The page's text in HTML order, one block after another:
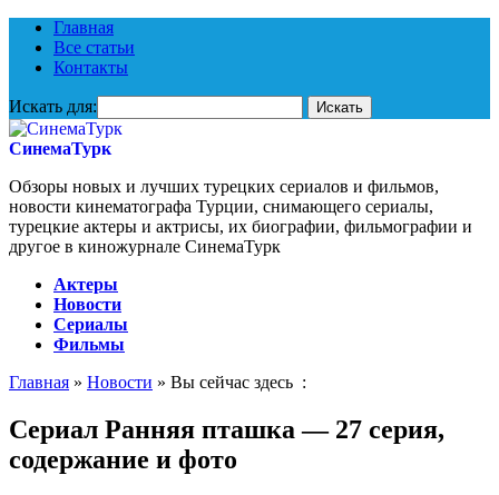
Главная
Все статьи
Контакты
Искать для:
СинемаТурк
Обзоры новых и лучших турецких сериалов и фильмов,
новости кинематографа Турции, снимающего сериалы,
турецкие актеры и актрисы, их биографии, фильмографии и
другое в киножурнале СинемаТурк
Актеры
Новости
Сериалы
Фильмы
Главная » Новости » Вы сейчас здесь :
Сериал Ранняя пташка — 27 серия,
содержание и фото